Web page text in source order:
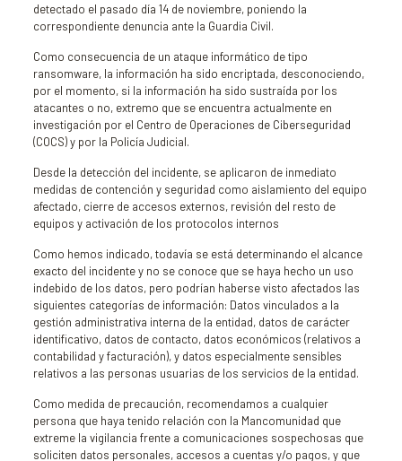
detectado el pasado día 14 de noviembre, poniendo la
correspondiente denuncia ante la Guardia Civil.
Como consecuencia de un ataque informático de tipo
ransomware, la información ha sido encriptada, desconociendo,
por el momento, si la información ha sido sustraída por los
atacantes o no, extremo que se encuentra actualmente en
investigación por el Centro de Operaciones de Ciberseguridad
(COCS) y por la Policía Judicial.
Desde la detección del incidente, se aplicaron de inmediato
medidas de contención y seguridad como aislamiento del equipo
afectado, cierre de accesos externos, revisión del resto de
equipos y activación de los protocolos internos
Como hemos indicado, todavía se está determinando el alcance
exacto del incidente y no se conoce que se haya hecho un uso
indebido de los datos, pero podrían haberse visto afectados las
siguientes categorías de información: Datos vinculados a la
gestión administrativa interna de la entidad, datos de carácter
identificativo, datos de contacto, datos económicos (relativos a
contabilidad y facturación), y datos especialmente sensibles
relativos a las personas usuarias de los servicios de la entidad.
Como medida de precaución, recomendamos a cualquier
persona que haya tenido relación con la Mancomunidad que
extreme la vigilancia frente a comunicaciones sospechosas que
soliciten datos personales, accesos a cuentas y/o pagos, y que